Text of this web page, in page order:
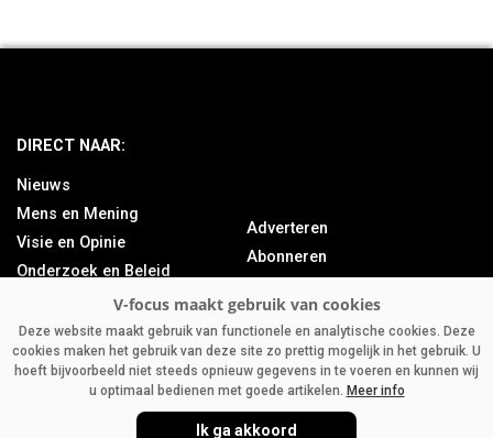
DIRECT NAAR:
Nieuws
Mens en Mening
Visie en Opinie
Onderzoek en Beleid
Bedrijfsnieuws
Column
Adverteren
Abonneren
Contact
Deze website maakt gebruik van functionele en analytische cookies. Deze
cookies maken het gebruik van deze site zo prettig mogelijk in het gebruik. U
hoeft bijvoorbeeld niet steeds opnieuw gegevens in te voeren en kunnen wij
u optimaal bedienen met goede artikelen. Meer info
Ik ga akkoord